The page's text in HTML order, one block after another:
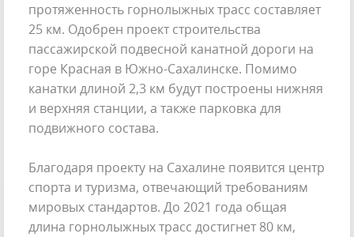
протяженность горнолыжных трасс составляет
25 км. Одобрен проект строительства
пассажирской подвесной канатной дороги на
горе Красная в Южно-Сахалинске. Помимо
канатки длиной 2,3 км будут построены нижняя
и верхняя станции, а также парковка для
подвижного состава.
Благодаря проекту на Сахалине появится центр
спорта и туризма, отвечающий требованиям
мировых стандартов. До 2021 года общая
длина горнолыжных трасс достигнет 80 км,